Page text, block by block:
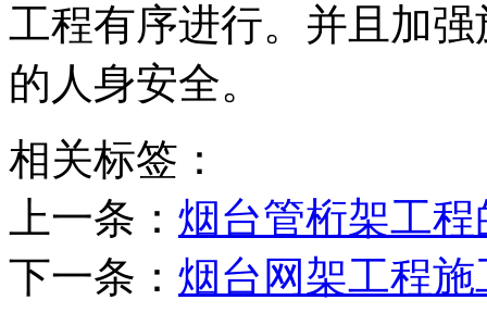
工程有序进行。并且加
的人身安全。
相关标签：
上一条： 烟台管桁架工
下一条： 烟台网架工程